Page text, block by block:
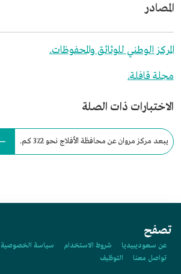
المصادر
المركز الوطني للوثائق والمحفوظات.
مجلة قافلة.
الاختبارات ذات الصلة
يبعد مركز مروان عن محافظة الأفلاج نحو 37.2 كم.
تصفح
عن سعوديبيديا شروط الاستخدام سياسة الخصوصية
تواصل معنا
التوظيف